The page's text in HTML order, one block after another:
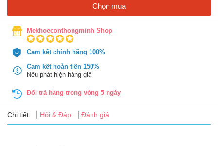
bố
dùng
nhà
Tin
Chọn mua
Mekhoeconthongminh Shop
Cam kết chính hãng 100%
Cam kết hoàn tiền 150%
Nếu phát hiện hàng giả
Đổi trả hàng trong vòng 5 ngày
Chi tiết Hỏi & Đáp Đánh giá